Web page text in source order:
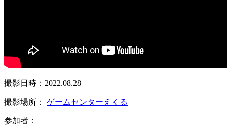
撮影日時：2022.08.28
撮影場所： ゲームセンターえくる
参加者：